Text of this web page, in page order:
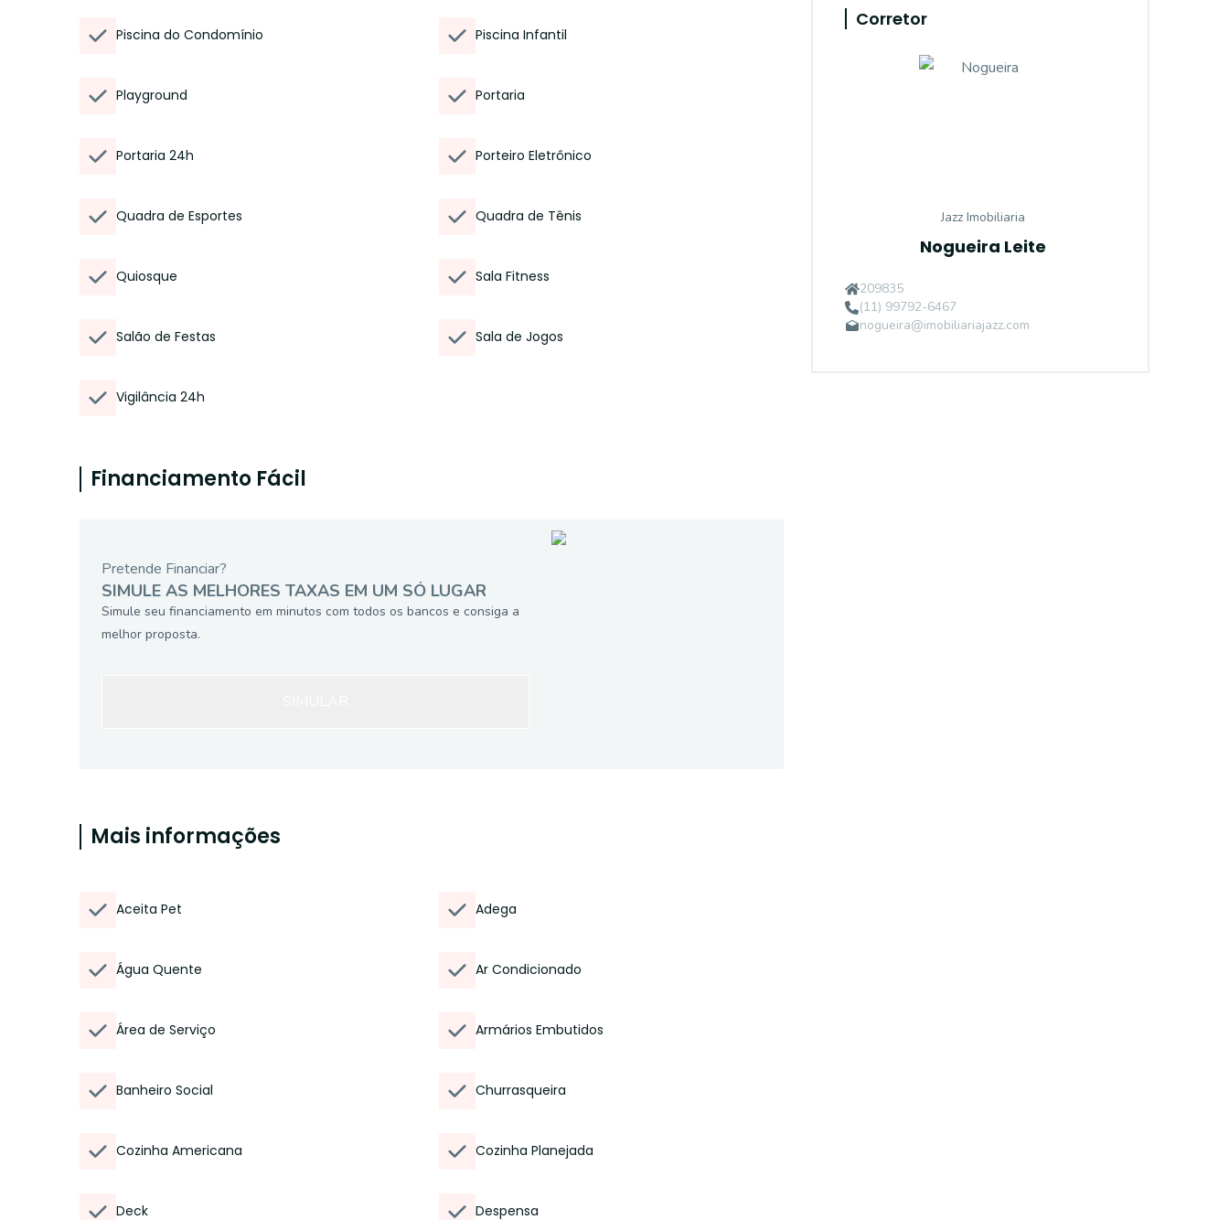
Piscina do Condomínio Piscina Infantil
Playground Portaria
Portaria 24h Porteiro Eletrônico
Quadra de Esportes Quadra de Tênis
Quiosque Sala Fitness
Salão de Festas Sala de Jogos
Vigilância 24h
Financiamento Fácil
Pretende Financiar?
SIMULE AS MELHORES TAXAS EM UM SÓ LUGAR
Simule seu financiamento em minutos com todos os bancos e consiga a
melhor proposta.
Mais informações
Aceita Pet Adega
Água Quente Ar Condicionado
Área de Serviço Armários Embutidos
Banheiro Social Churrasqueira
Cozinha Americana Cozinha Planejada
Deck Despensa
Corretor
Jazz Imobiliaria
Nogueira Leite
209835
(11) 99792-6467
nogueira@imobiliariajazz.com